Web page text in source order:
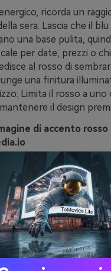
ricorda un
sera. Lascia che il
una base pulita,
per date, prezzi o
al rosso di
una finitura
Limita il rosso a uno
il design
di accento